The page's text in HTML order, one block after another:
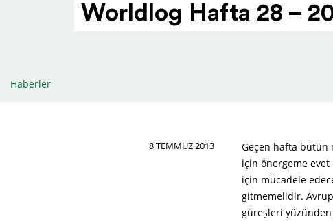
Worldlog Hafta 28 –
Haberler
8 TEMMUZ 2013
Geçen hafta bütün
için önergeme
için mücadele
gitmemelidir.
güreșleri yüzünden